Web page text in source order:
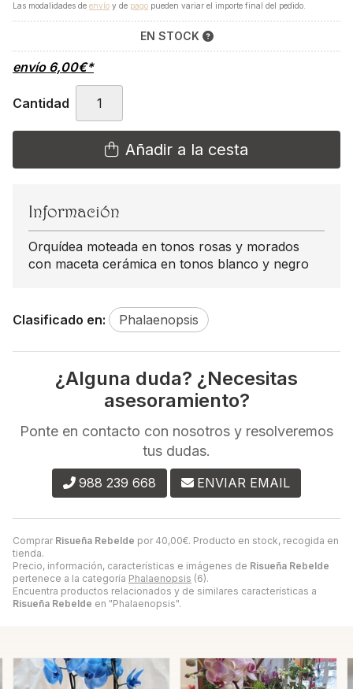
Las modalidades de envío y de pago pueden variar el importe final del pedido.
EN STOCK
envío 6,00€*
Cantidad
Añadir a la cesta
Comprar Risueña Rebelde por 40,00€. Producto en stock, recogida en
tienda.
Precio, información, características e imágenes de Risueña Rebelde
pertenece a la categoría Phalaenopsis (6).
Encuentra productos relacionados y de similares características a
Risueña Rebelde en "Phalaenopsis".
Información
Orquídea moteada en tonos rosas y morados
con maceta cerámica en tonos blanco y negro
Clasificado en: Phalaenopsis
¿Alguna duda? ¿Necesitas
asesoramiento?
Ponte en contacto con nosotros y resolveremos
tus dudas.
988 239 668 ENVIAR EMAIL